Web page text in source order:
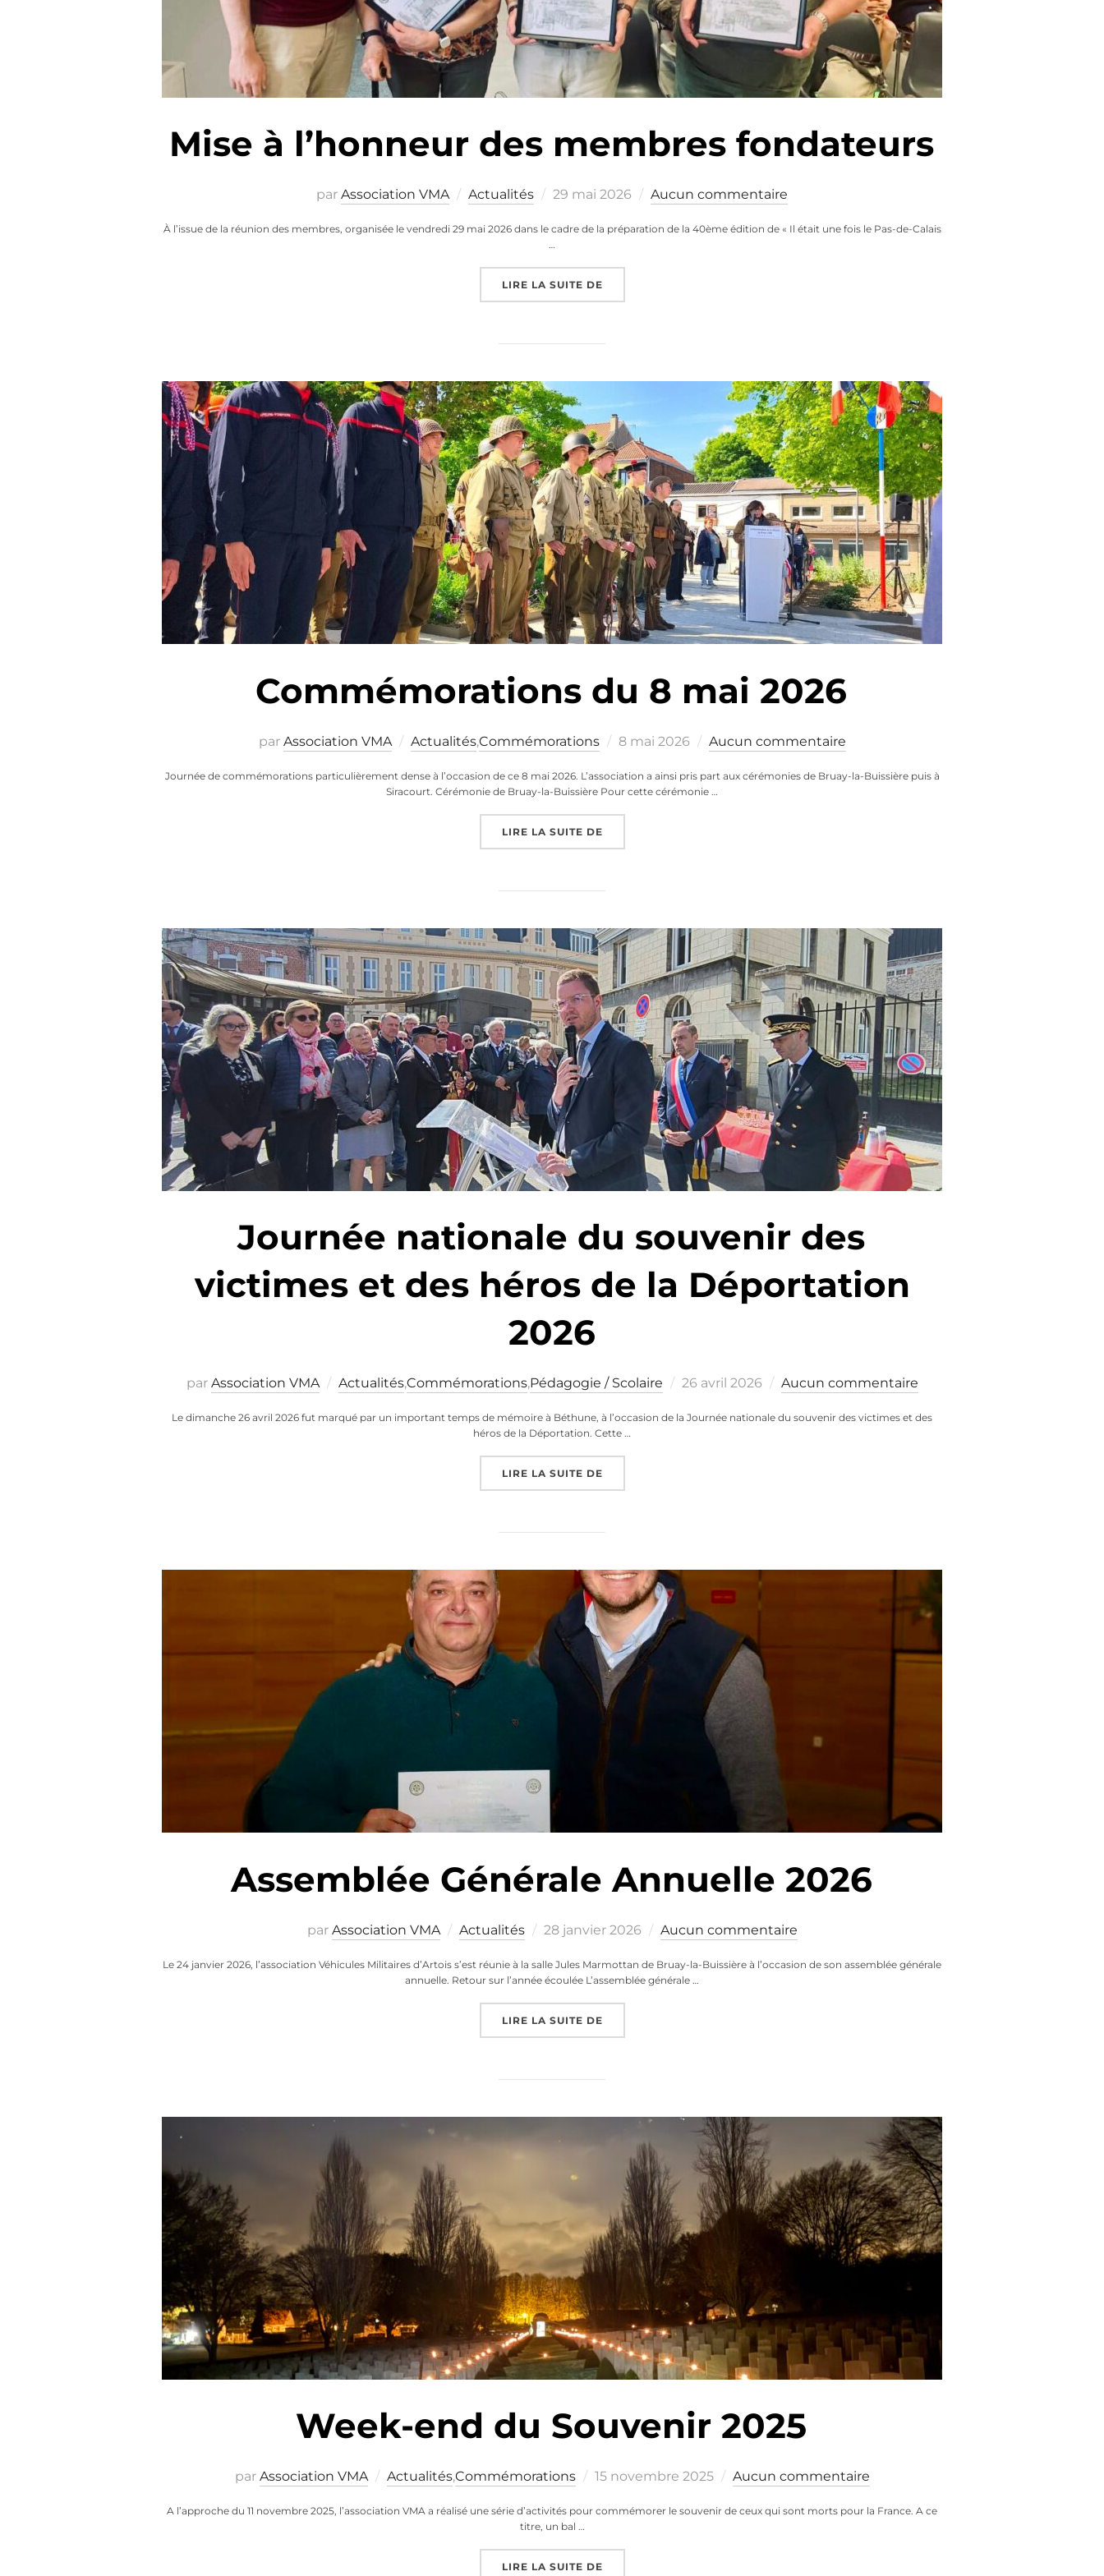
Mise à l’honneur des membres fondateurs
par Association VMA Actualités
Publié
29 mai 2026 Aucun commentaire
À l’issue de la réunion des membres, organisée le vendredi 29 mai 2026 dans le cadre de la préparation de la 40ème édition de « Il était une fois le Pas-de-Calais
…
LIRE LA SUITE DE« MISE À L’HONNEUR DES MEMBRES FONDATEURS »
Commémorations du 8 mai 2026
par Association VMA Actualités,Commémorations
Publié
8 mai 2026 Aucun commentaire
Journée de commémorations particulièrement dense à l’occasion de ce 8 mai 2026. L’association a ainsi pris part aux cérémonies de Bruay-la-Buissière puis à
Siracourt. Cérémonie de Bruay-la-Buissière Pour cette cérémonie …
LIRE LA SUITE DE« COMMÉMORATIONS DU 8 MAI 2026 »
Journée nationale du souvenir des
victimes et des héros de la Déportation
2026
par Association VMA Actualités,Commémorations,Pédagogie / Scolaire
Publié
26 avril 2026 Aucun commentaire
Le dimanche 26 avril 2026 fut marqué par un important temps de mémoire à Béthune, à l’occasion de la Journée nationale du souvenir des victimes et des
héros de la Déportation. Cette …
LIRE LA SUITE DE« JOURNÉE NATIONALE DU SOUVENIR DES VICTIMES ET DES HÉROS DE LA
Assemblée Générale Annuelle 2026
par Association VMA Actualités
Publié
28 janvier 2026 Aucun commentaire
Le 24 janvier 2026, l’association Véhicules Militaires d’Artois s’est réunie à la salle Jules Marmottan de Bruay-la-Buissière à l’occasion de son assemblée générale
annuelle. Retour sur l’année écoulée L’assemblée générale …
LIRE LA SUITE DE« ASSEMBLÉE GÉNÉRALE ANNUELLE 2026 »
Week-end du Souvenir 2025
par Association VMA Actualités,Commémorations
Publié
15 novembre 2025 Aucun commentaire
A l’approche du 11 novembre 2025, l’association VMA a réalisé une série d’activités pour commémorer le souvenir de ceux qui sont morts pour la France. A ce
titre, un bal …
LIRE LA SUITE DE« WEEK-END DU SOUVENIR 2025 »